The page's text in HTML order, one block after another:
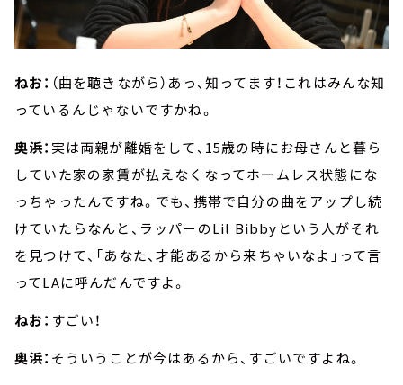
ねお： （曲を聴きながら）あっ、知ってます！これはみんな知
っているんじゃないですかね。
奥浜： 実は両親が離婚をして、15歳の時にお母さんと暮ら
していた家の家賃が払えなくなってホームレス状態にな
っちゃったんですね。でも、携帯で自分の曲をアップし続
けていたらなんと、ラッパーのLil Bibbyという人がそれ
を見つけて、「あなた、才能あるから来ちゃいなよ」って言
ってLAに呼んだんですよ。
ねお： すごい！
奥浜： そういうことが今はあるから、すごいですよね。